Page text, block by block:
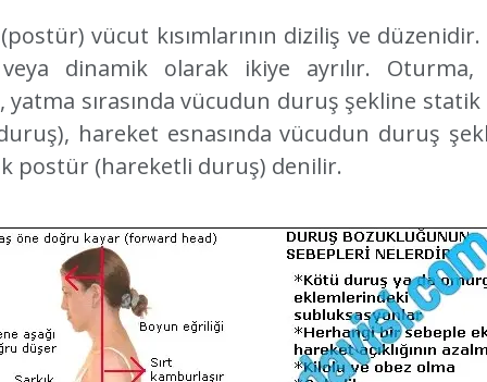
vücut kısımlarının diziliş ve
dinamik olarak ikiye ayrılır. Oturma,
yatma sırasında vücudun duruş şekline
hareket esnasında vücudun duruş
postür (hareketli duruş) denilir.